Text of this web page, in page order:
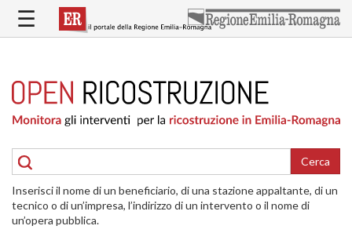
contenuto
RICOSTRUZIONE
PUBBLICA
DELLE
ABITAZIONI
RICOSTRUZIONE
ATTIVITÀ
☰
Cerca
Inserisci il nome di un beneficiario, di una stazione appaltante, di un
tecnico o di un’impresa, l’indirizzo di un intervento o il nome di
un’opera pubblica.